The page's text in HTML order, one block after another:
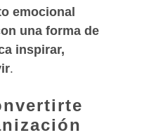
emocional
una forma de
inspirar,
.